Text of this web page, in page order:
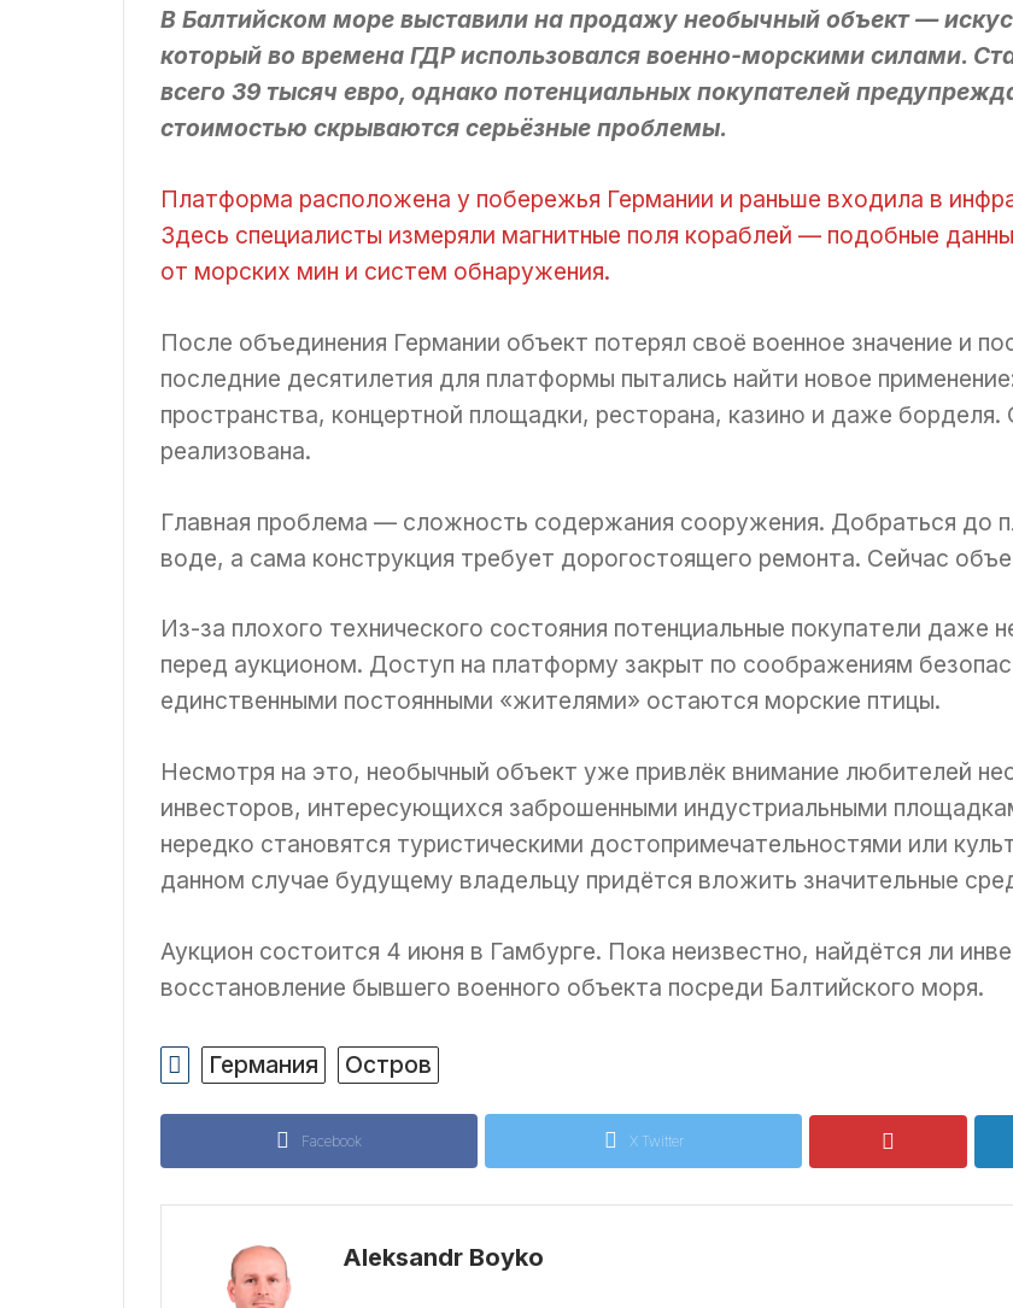
В Балтийском море выставили на продажу необычный объект —
который во времена ГДР использовался военно-морскими силами.
всего 39 тысяч евро, однако потенциальных покупателей
стоимостью скрываются серьёзные проблемы.
Платформа расположена у побережья Германии и раньше входила в
Здесь специалисты измеряли магнитные поля кораблей — подобные
от морских мин и систем обнаружения.
После объединения Германии объект потерял своё военное значение и
последние десятилетия для платформы пытались найти новое
пространства, концертной площадки, ресторана, казино и даже
реализована.
Главная проблема — сложность содержания сооружения. Добраться до
воде, а сама конструкция требует дорогостоящего ремонта. Сейчас
Из-за плохого технического состояния потенциальные покупатели даже
перед аукционом. Доступ на платформу закрыт по соображениям
единственными постоянными «жителями» остаются морские птицы.
Несмотря на это, необычный объект уже привлёк внимание любителей
инвесторов, интересующихся заброшенными индустриальными
нередко становятся туристическими достопримечательностями или
данном случае будущему владельцу придётся вложить значительные
Аукцион состоится 4 июня в Гамбурге. Пока неизвестно, найдётся ли
восстановление бывшего военного объекта посреди Балтийского моря.
Германия Остров
Facebook X Twitter
Aleksandr Boyko